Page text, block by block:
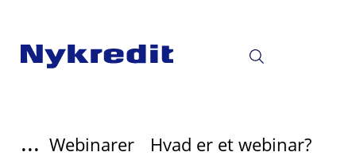
... Webinarer Hvad er et webinar?